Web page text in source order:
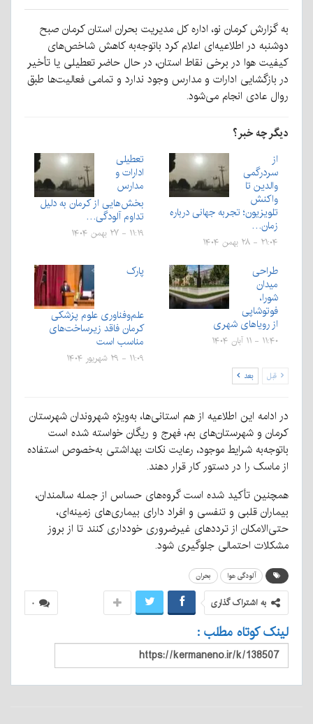
به گزارش کرمان نو، اداره کل مدیریت بحران استان کرمان صبح
دوشنبه در اطلاعیه‌ای اعلام کرد باتوجه‌به کاهش شاخص‌های
کیفیت هوا در برخی نقاط استان، در حال حاضر تعطیلی یا تأخیر
در بازگشایی ادارات و مدارس وجود ندارد و تمامی فعالیت‌ها طبق
روال عادی انجام می‌شود.
دیگر چه خبر؟
از
سردرگمی
والدین تا
واکنش
تلویزیون؛ تجربه جهانی درباره
زمان…
۲۱:۰۴ - ۲۸ بهمن ۱۴۰۴
تعطیلی
ادارات و
مدارس
بخش‌هایی از کرمان به دلیل
تداوم آلودگی…
۱۱:۱۹ - ۲۷ بهمن ۱۴۰۴
طراحی
میدان
شورا،
فوتوشاپی
از رویاهای شهری
۱۱:۴۰ - ۱۱ آبان ۱۴۰۴
پارک
علم‌وفناوری علوم پزشکی
کرمان فاقد زیرساخت‌های
مناسب است
۱۱:۰۹ - ۲۹ شهریور ۱۴۰۴
قبل بعد
در ادامه این اطلاعیه از هم استانی‌ها، به‌ویژه شهروندان شهرستان
کرمان و شهرستان‌های بم، فهرج و ریگان خواسته شده است
باتوجه‌به شرایط موجود، رعایت نکات بهداشتی به‌خصوص استفاده
از ماسک را در دستور کار قرار دهند.
همچنین تأکید شده است گروه‌های حساس از جمله سالمندان،
بیماران قلبی و تنفسی و افراد دارای بیماری‌های زمینه‌ای،
حتی‌الامکان از ترددهای غیرضروری خودداری کنند تا از بروز
مشکلات احتمالی جلوگیری شود.
آلودگی هوا بحران
۰ به اشتراک گذاری
لینک کوتاه مطلب :